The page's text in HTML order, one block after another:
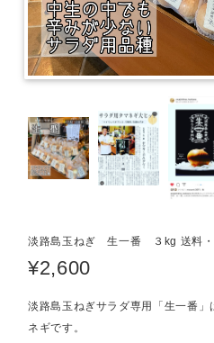
淡路島玉ねぎ 生一番 ３kg 送料・
¥2,600
淡路島玉ねぎサラダ専用「生一番
ネギです。